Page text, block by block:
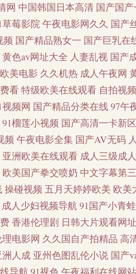
五月天资源站 成人电影黄色亚洲 黑丝
美性爱做五月天 日比打炮 少妇黑丝足交
袜另类 91在线网站免费 九九热六 欧美
爱豆传媒性爱影片 成人看片网站 黑丝小
gv蜜芽 人妖AV资源网 涩涩爱com 伊人
操 97无码视频 大香蕉超碰免费在 韩国
91在线 久久国产精品四虎 日本操逼片
航 黄网址在线看 欧美经典性爱 日韩视
网 中国韩国日本高清 国产国产
草莓影院 午夜电影网久久 国产
频 国产精品熟女一 国产巨乳在
黄色av网址大全 人妻乱视 国产
美电影 久久机热 成人午夜网
看特级欧美在线观看 自拍视
视频网 国产精品分类在线97午
91榴莲小视频 国产高清一卡新区
频 午夜电影全集 国产AV无码
亚洲欧美在线观看 成人三级成
欧美国产拳交喷奶 中文字幕第
操碰视频 五月天婷婷欧美 欧美
成人少妇视频导航 91国产小青蛙
香港伦理剧 日韩大片观看网址
电影网 久久国自产拍精品 高
洲人成 亚州色图乱伦小说 国产
导航 91视色 午夜福利在线网站